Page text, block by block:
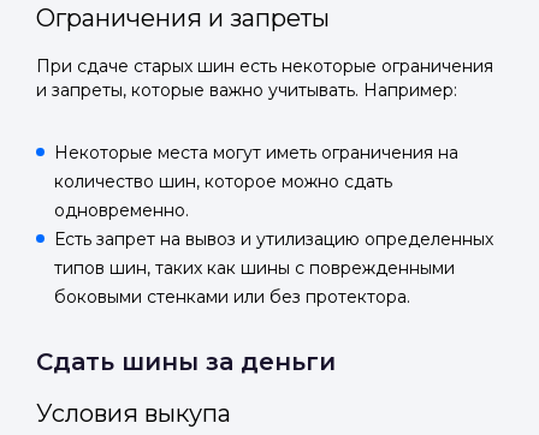
Ограничения и запреты
При сдаче старых шин есть некоторые ограничения
и запреты, которые важно учитывать. Например:
Некоторые места могут иметь ограничения на
количество шин, которое можно сдать
одновременно.
Есть запрет на вывоз и утилизацию определенных
типов шин, таких как шины с поврежденными
боковыми стенками или без протектора.
Сдать шины за деньги
Условия выкупа